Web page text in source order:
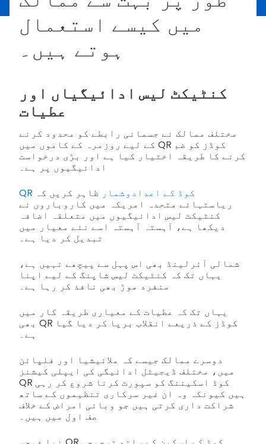
میں کیسے استعمال
ہوتے ہیں۔
کنٹیکٹ لیس ادائیگیاں اور
عطیات
مختلف ممالک نے جسمانی رابطے کو محدود کرنے
کے لیے روزمرہ کے کاموں میں QR کوڈز کو ضم
کرنے کا طریقہ اختیار کیا ہے اور بڑی درخواست
ادائیگیوں پر ہے۔
QR کوڈ کے اعدادوشمار ظاہر کریں کہ
ریاستہائے متحدہ امریکہ میں کاروباروں نے
کنٹیکٹ لیس ادائیگیوں میں متعلقہ اضافہ
دیکھا ہے، آہستہ آہستہ اسے نئے معیار میں
تبدیل کر دیا ہے۔
شمالی آئرلینڈ بھی اس پہل سے پیچھے نہیں ہے،
یہاں تک کہ کنٹیکٹ لیس شاپنگ کے لیے اپنا
منفرد موڑ بھی نافذ کر رہا ہے۔
یہاں تک کہ عطیات کے معیاری طریقہ کار میں
بھی QR کوڈز کے ذریعے انقلاب برپا کر دیا گیا
ہے۔
دوسرے ممالک جیسے کہ ملائیشیا اور فلپائن
میں، مختلف ڈیجیٹل ادائیگی کی ایپلی کیشنز
QR کوڈ اسکیننگ کو سپورٹ کرنا شروع کر رہی
ہیں کیونکہ وہ ان غیر سرکاری تنظیموں کے ساتھ
شراکت داری کرتی ہیں جو وبائی امراض کے خلاف
صف اول میں ہیں۔